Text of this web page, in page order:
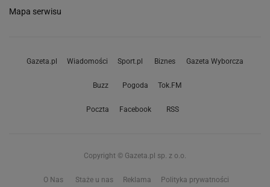
Mapa serwisu
Gazeta.pl Wiadomości Sport.pl Biznes Gazeta Wyborcza
Buzz Pogoda Tok.FM
Poczta Facebook RSS
Copyright © Gazeta.pl sp. z o.o.
O Nas Staże u nas Reklama Polityka prywatności